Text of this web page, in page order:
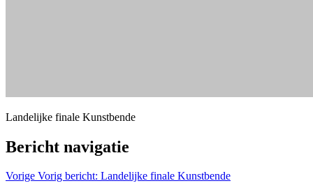
Landelijke finale Kunstbende
Bericht navigatie
Vorige Vorig bericht: Landelijke finale Kunstbende